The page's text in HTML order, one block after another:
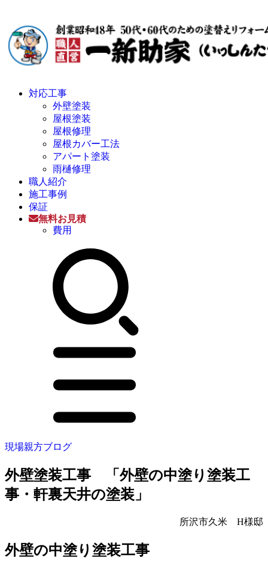
対応工事
外壁塗装
屋根塗装
屋根修理
屋根カバー工法
アパート塗装
雨樋修理
職人紹介
施工事例
保証
無料お見積
費用
現場親方ブログ
外壁塗装工事 「外壁の中塗り塗装工
事・軒裏天井の塗装」
所沢市久米 H様邸
外壁の中塗り塗装工事